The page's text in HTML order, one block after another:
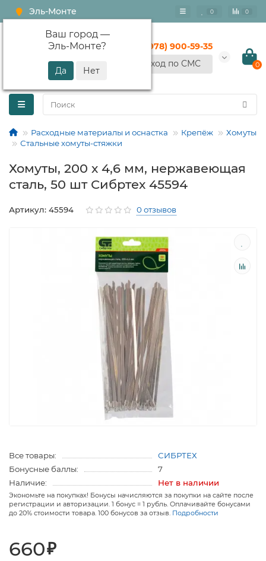
Эль-Монте
Ваш город —
Эль-Монте?
0 0
+7 (978) 900-59-35
Вход по СМС
0
Расходные материалы и оснастка Крепёж
Хомуты
Стальные хомуты-стяжки
Хомуты, 200 х 4,6 мм, нержавеющая
сталь, 50 шт Сибртех 45594
Артикул: 45594 0 отзывов
Все товары:
СИБРТЕХ
Бонусные баллы:
7
Наличие:
Нет в наличии
Экономьте на покупках! Бонусы начисляются за покупки на сайте после
регистрации и авторизации. 1 бонус = 1 рубль. Оплачивайте бонусами
до 20% стоимости товара. 100 бонусов за отзыв. Подробности
660₽